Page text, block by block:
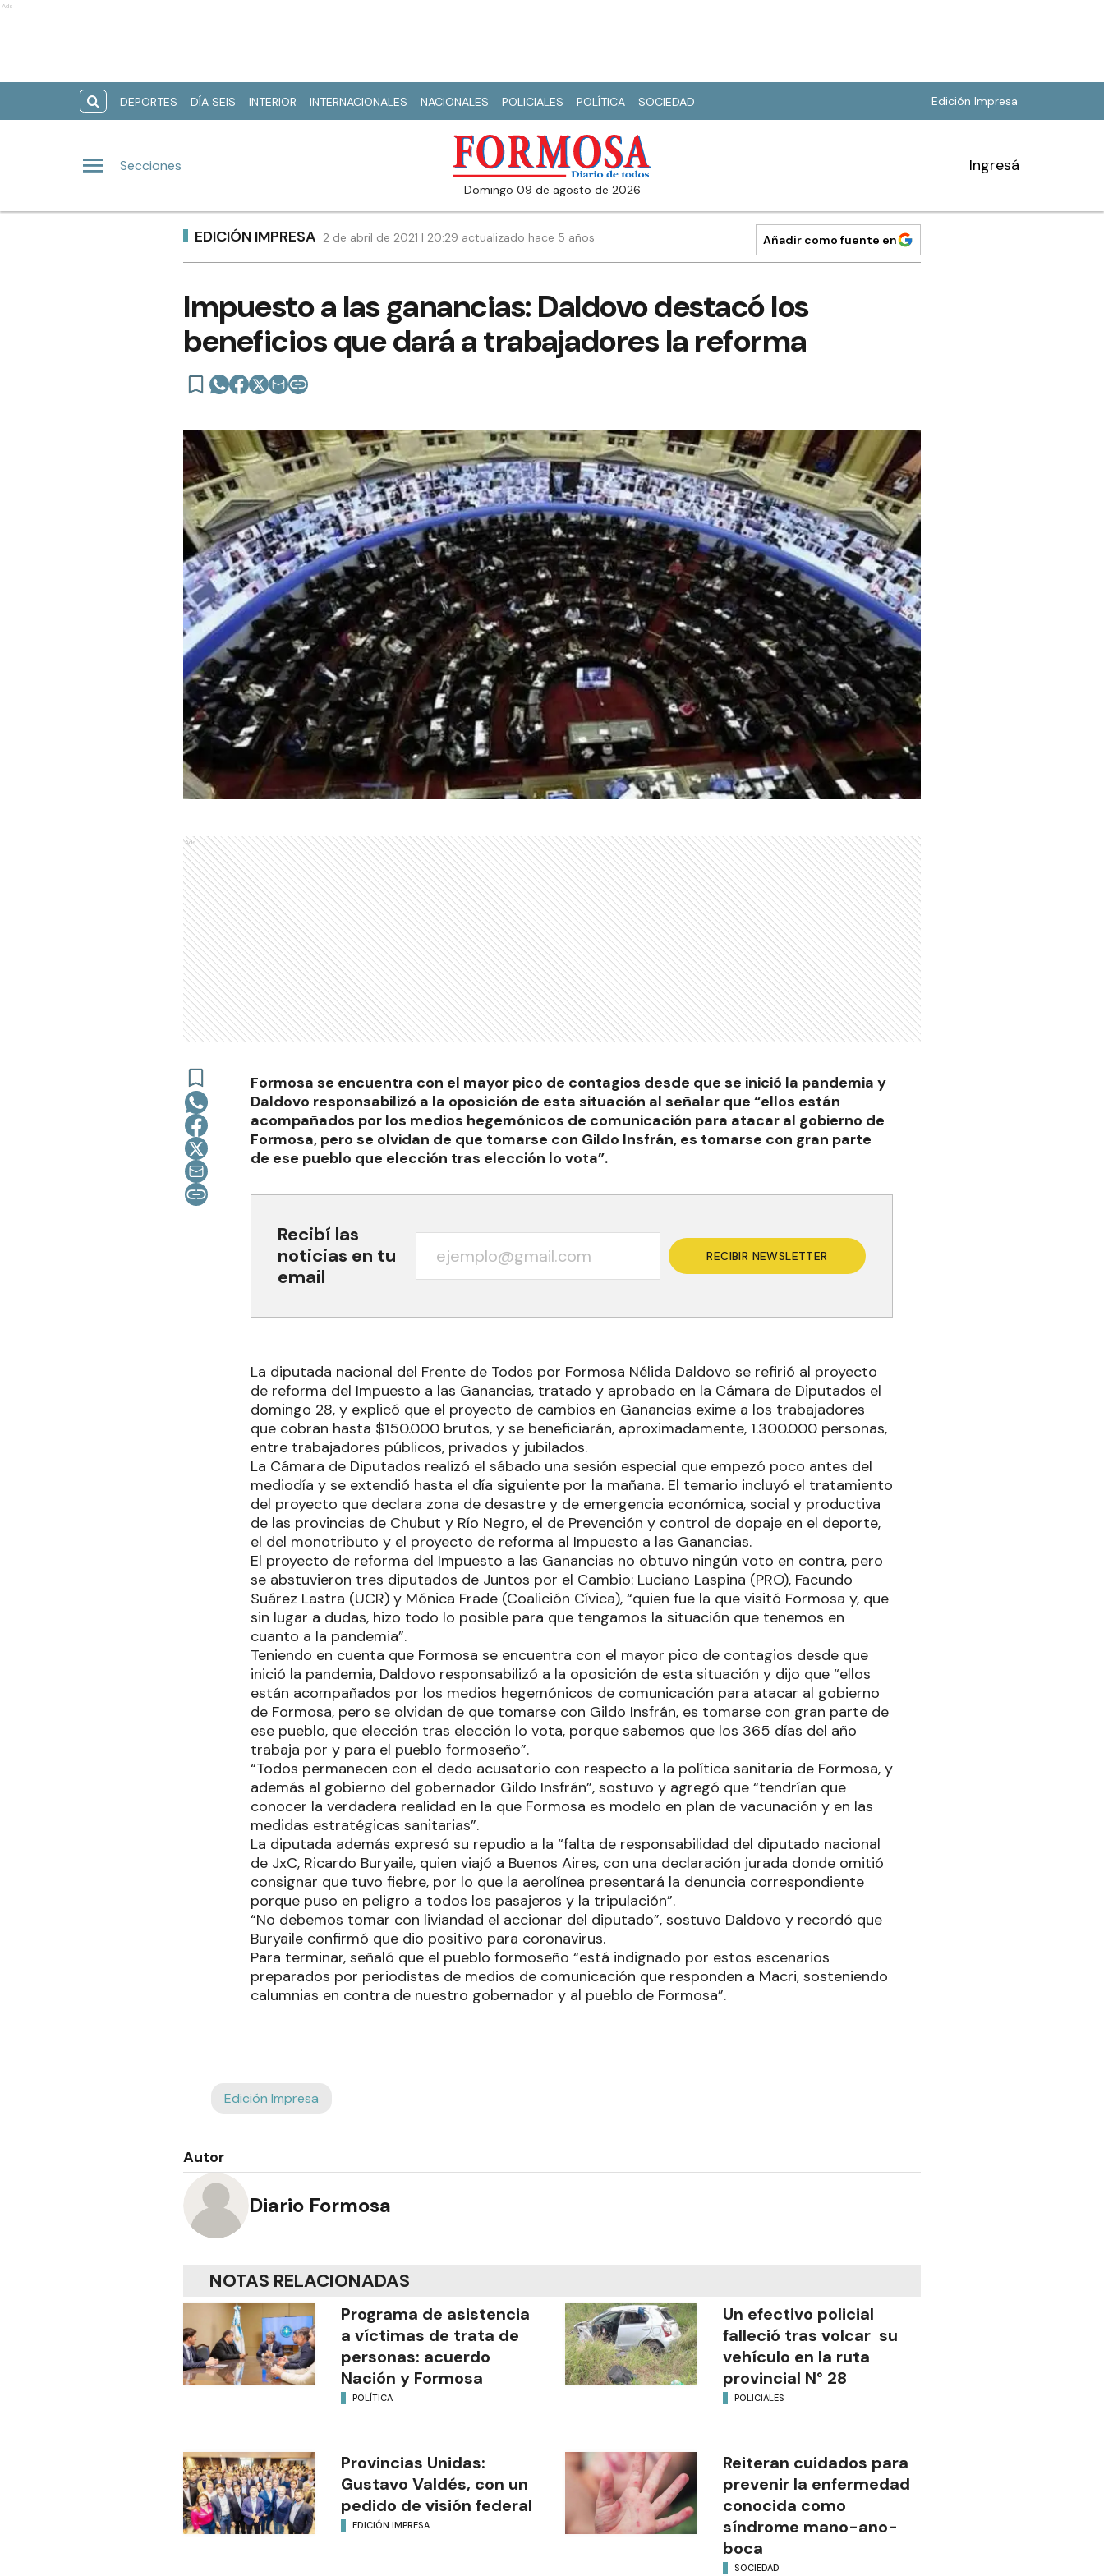
Ads
DEPORTES DÍA SEIS INTERIOR INTERNACIONALES NACIONALES POLICIALES POLÍTICA SOCIEDAD Edición Impresa
Secciones
domingo 09 de agosto de 2026
Ingresá
EDICIÓN IMPRESA 2 de abril de 2021 | 20:29 actualizado hace 5 años Añadir como fuente en
Impuesto a las ganancias: Daldovo destacó los
beneficios que dará a trabajadores la reforma
Ads
Formosa se encuentra con el mayor pico de contagios desde que se inició la pandemia y
Daldovo responsabilizó a la oposición de esta situación al señalar que “ellos están
acompañados por los medios hegemónicos de comunicación para atacar al gobierno de
Formosa, pero se olvidan de que tomarse con Gildo Insfrán, es tomarse con gran parte
de ese pueblo que elección tras elección lo vota”.
Recibí las
noticias en tu
email
RECIBIR NEWSLETTER
La diputada nacional del Frente de Todos por Formosa Nélida Daldovo se refirió al proyecto
de reforma del Impuesto a las Ganancias, tratado y aprobado en la Cámara de Diputados el
domingo 28, y explicó que el proyecto de cambios en Ganancias exime a los trabajadores
que cobran hasta $150.000 brutos, y se beneficiarán, aproximadamente, 1.300.000 personas,
entre trabajadores públicos, privados y jubilados.
La Cámara de Diputados realizó el sábado una sesión especial que empezó poco antes del
mediodía y se extendió hasta el día siguiente por la mañana. El temario incluyó el tratamiento
del proyecto que declara zona de desastre y de emergencia económica, social y productiva
de las provincias de Chubut y Río Negro, el de Prevención y control de dopaje en el deporte,
el del monotributo y el proyecto de reforma al Impuesto a las Ganancias.
El proyecto de reforma del Impuesto a las Ganancias no obtuvo ningún voto en contra, pero
se abstuvieron tres diputados de Juntos por el Cambio: Luciano Laspina (PRO), Facundo
Suárez Lastra (UCR) y Mónica Frade (Coalición Cívica), “quien fue la que visitó Formosa y, que
sin lugar a dudas, hizo todo lo posible para que tengamos la situación que tenemos en
cuanto a la pandemia”.
Teniendo en cuenta que Formosa se encuentra con el mayor pico de contagios desde que
inició la pandemia, Daldovo responsabilizó a la oposición de esta situación y dijo que “ellos
están acompañados por los medios hegemónicos de comunicación para atacar al gobierno
de Formosa, pero se olvidan de que tomarse con Gildo Insfrán, es tomarse con gran parte de
ese pueblo, que elección tras elección lo vota, porque sabemos que los 365 días del año
trabaja por y para el pueblo formoseño”.
“Todos permanecen con el dedo acusatorio con respecto a la política sanitaria de Formosa, y
además al gobierno del gobernador Gildo Insfrán”, sostuvo y agregó que “tendrían que
conocer la verdadera realidad en la que Formosa es modelo en plan de vacunación y en las
medidas estratégicas sanitarias”.
La diputada además expresó su repudio a la “falta de responsabilidad del diputado nacional
de JxC, Ricardo Buryaile, quien viajó a Buenos Aires, con una declaración jurada donde omitió
consignar que tuvo fiebre, por lo que la aerolínea presentará la denuncia correspondiente
porque puso en peligro a todos los pasajeros y la tripulación”.
“No debemos tomar con liviandad el accionar del diputado”, sostuvo Daldovo y recordó que
Buryaile confirmó que dio positivo para coronavirus.
Para terminar, señaló que el pueblo formoseño “está indignado por estos escenarios
preparados por periodistas de medios de comunicación que responden a Macri, sosteniendo
calumnias en contra de nuestro gobernador y al pueblo de Formosa”.
Edición Impresa
Autor
Diario Formosa
NOTAS RELACIONADAS
Programa de asistencia
a víctimas de trata de
personas: acuerdo
Nación y Formosa
POLÍTICA
Un efectivo policial
falleció tras volcar su
vehículo en la ruta
provincial N° 28
POLICIALES
Provincias Unidas:
Gustavo Valdés, con un
pedido de visión federal
EDICIÓN IMPRESA
Reiteran cuidados para
prevenir la enfermedad
conocida como
síndrome mano-ano-
boca
SOCIEDAD